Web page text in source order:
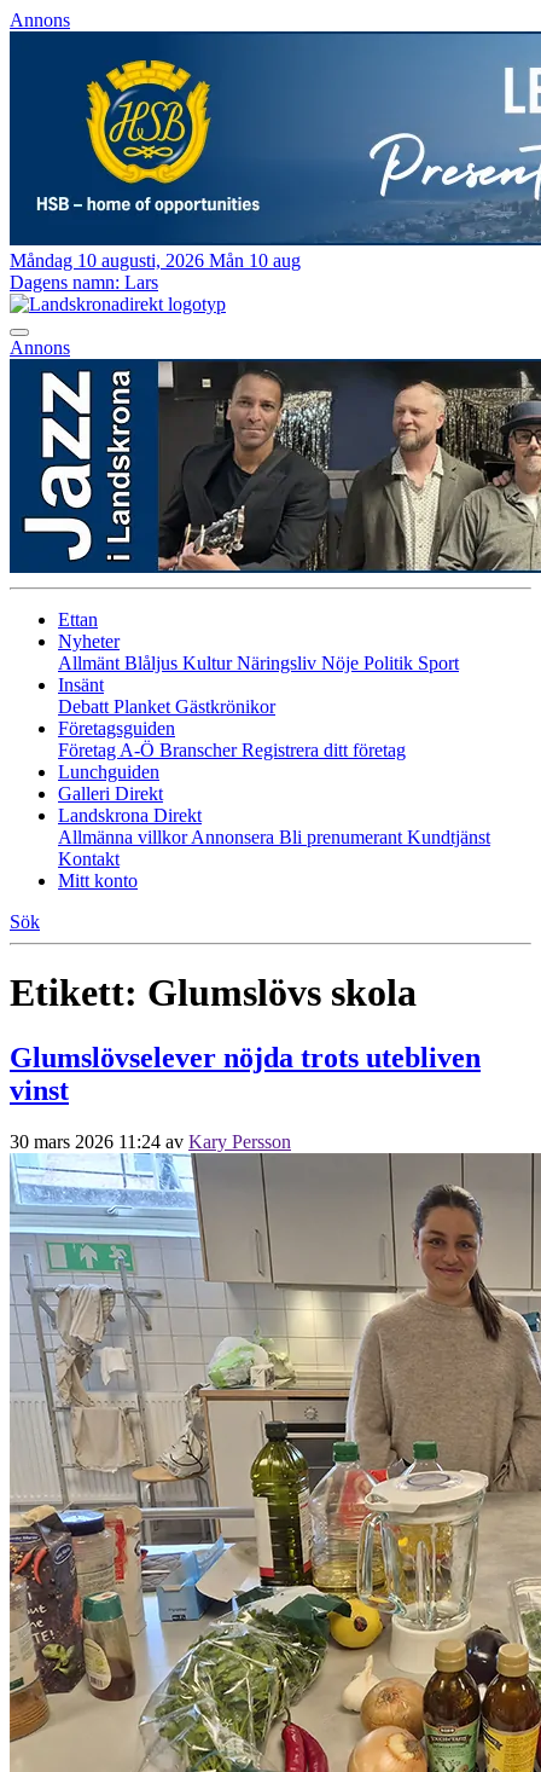
Annons
Måndag 10 augusti, 2026 Mån 10 aug
Dagens namn: Lars
Annons
Ettan
Nyheter
Allmänt Blåljus KulturNäringsliv Nöje Politik Sport
Insänt
Debatt Planket Gästkrönikor
Företagsguiden
Företag A-Ö BranscherRegistrera ditt företag
Lunchguiden
Galleri Direkt
Landskrona Direkt
Allmänna villkorAnnonsera Bli prenumerant Kundtjänst
Kontakt
Mitt konto
Sök
Etikett: Glumslövs skola
Glumslövselever nöjda trots utebliven
vinst
30 mars 2026 11:24 av Kary Persson